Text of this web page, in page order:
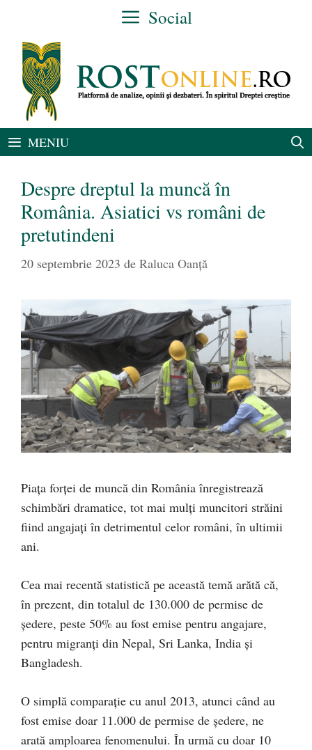
conținut
Social
MENIU
Despre dreptul la muncă în
România. Asiatici vs români de
pretutindeni
20 septembrie 2023 de Raluca Oanță
Piața forței de muncă din România înregistrează
schimbări dramatice, tot mai mulți muncitori străini
fiind angajați în detrimentul celor români, în ultimii
ani.
Cea mai recentă statistică pe această temă arătă că,
în prezent, din totalul de 130.000 de permise de
ședere, peste 50% au fost emise pentru angajare,
pentru migranți din Nepal, Sri Lanka, India și
Bangladesh.
O simplă comparație cu anul 2013, atunci când au
fost emise doar 11.000 de permise de ședere, ne
arată amploarea fenomenului. În urmă cu doar 10